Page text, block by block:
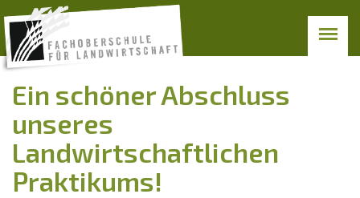
Ein schöner Abschluss
unseres
Landwirtschaftlichen
Praktikums!